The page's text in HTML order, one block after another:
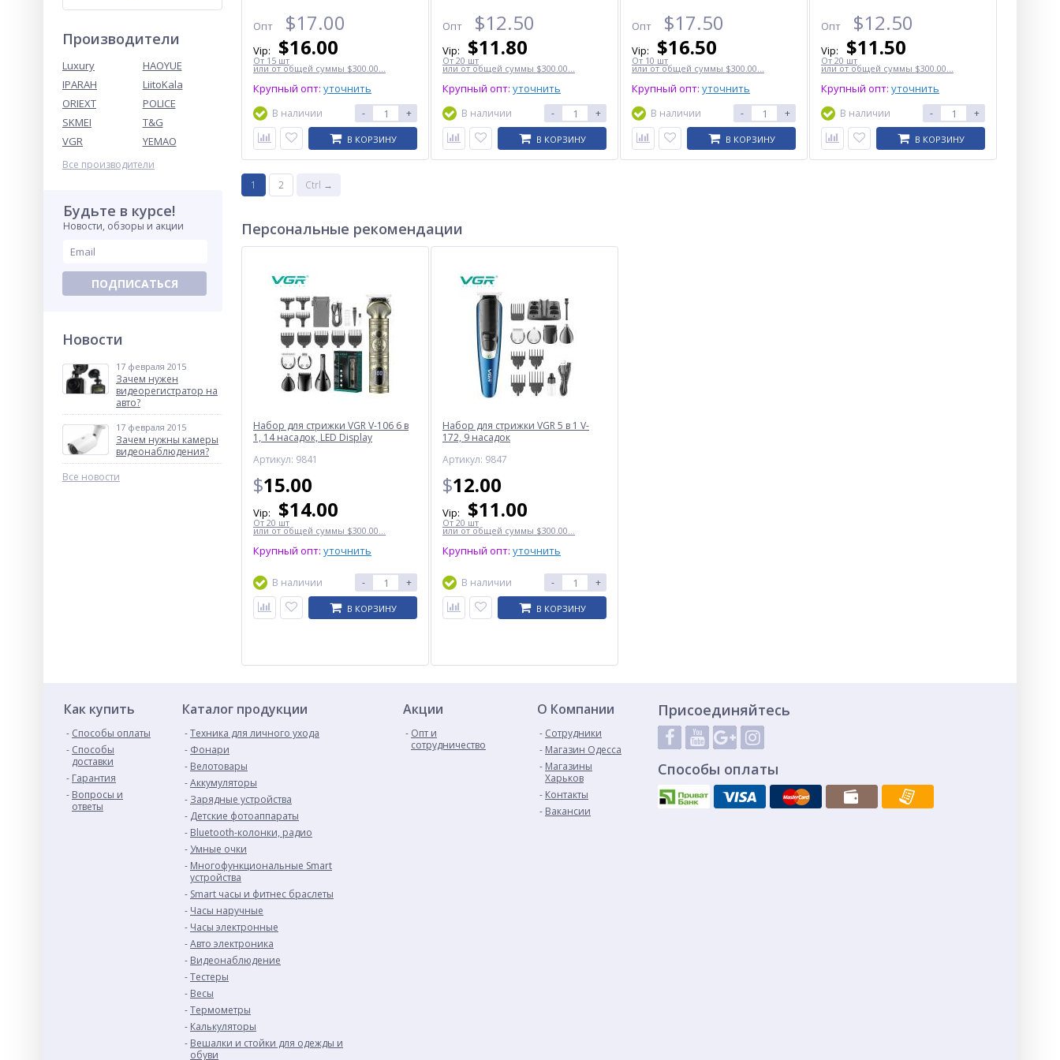
Производители
Luxury
HAOYUE
IPARAH
LiitoKala
ORIEXT
POLICE
SKMEI
T&G
VGR
YEMAO
Все производители
Будьте в курсе!
Новости, обзоры и акции
ПОДПИСАТЬСЯ
Новости
17 февраля 2015
Зачем нужен
видеорегистратор на
авто?
17 февраля 2015
Зачем нужны камеры
видеонаблюдения?
Все новости
Опт $17.00
Vip: $16.00
От 15 шт
или от общей суммы $300.00...
Крупный опт: уточнить
В наличии - +
В КОРЗИНУ
Опт $12.50
Vip: $11.80
От 20 шт
или от общей суммы $300.00...
Крупный опт: уточнить
В наличии - +
В КОРЗИНУ
Опт $17.50
Vip: $16.50
От 10 шт
или от общей суммы $300.00...
Крупный опт: уточнить
В наличии - +
В КОРЗИНУ
Опт $12.50
Vip: $11.50
От 20 шт
или от общей суммы $300.00...
Крупный опт: уточнить
В наличии - +
В КОРЗИНУ
1 2 Ctrl →
Персональные рекомендации
Набор для стрижки VGR V-106 6 в
1, 14 насадок, LED Display
Артикул: 9841
$15.00
Vip: $14.00
От 20 шт
или от общей суммы $300.00...
Крупный опт: уточнить
В наличии - +
В КОРЗИНУ
Набор для стрижки VGR 5 в 1 V-
172, 9 насадок
Артикул: 9847
$12.00
Vip: $11.00
От 20 шт
или от общей суммы $300.00...
Крупный опт: уточнить
В наличии - +
В КОРЗИНУ
Как купить
Способы оплаты
Способы
доставки
Гарантия
Вопросы и
ответы
Каталог продукции
Техника для личного ухода
Фонари
Велотовары
Аккумуляторы
Зарядные устройства
Детские фотоаппараты
Bluetooth-колонки, радио
Умные очки
Многофункциональные Smart
устройства
Smart часы и фитнес браслеты
Часы наручные
Часы электронные
Авто электроника
Видеонаблюдение
Тестеры
Весы
Термометры
Калькуляторы
Вешалки и стойки для одежды и
обуви
Акции
Опт и
сотрудничество
О Компании
Сотрудники
Магазин Одесса
Магазины
Харьков
Контакты
Вакансии
Присоединяйтесь
Способы оплаты